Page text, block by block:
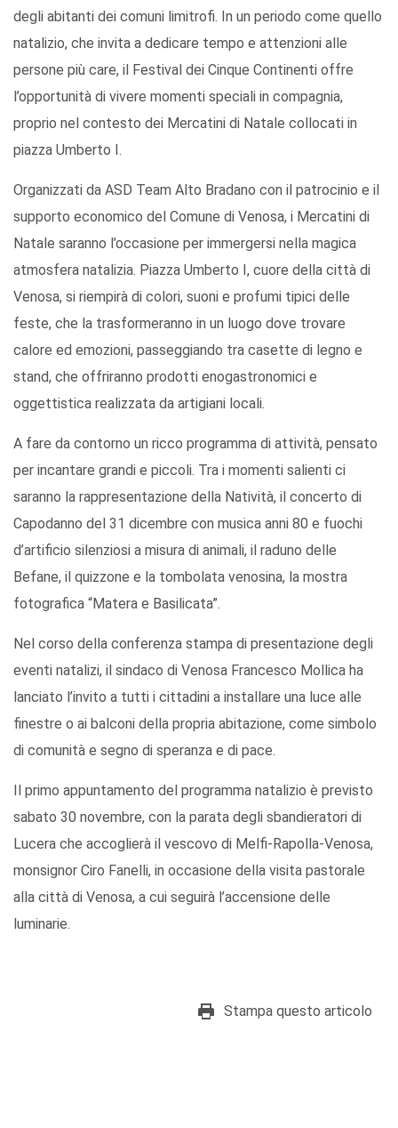
degli abitanti dei comuni limitrofi. In un periodo come quello
natalizio, che invita a dedicare tempo e attenzioni alle
persone più care, il Festival dei Cinque Continenti offre
l’opportunità di vivere momenti speciali in compagnia,
proprio nel contesto dei Mercatini di Natale collocati in
piazza Umberto I.
Organizzati da ASD Team Alto Bradano con il patrocinio e il
supporto economico del Comune di Venosa, i Mercatini di
Natale saranno l’occasione per immergersi nella magica
atmosfera natalizia. Piazza Umberto I, cuore della città di
Venosa, si riempirà di colori, suoni e profumi tipici delle
feste, che la trasformeranno in un luogo dove trovare
calore ed emozioni, passeggiando tra casette di legno e
stand, che offriranno prodotti enogastronomici e
oggettistica realizzata da artigiani locali.
A fare da contorno un ricco programma di attività, pensato
per incantare grandi e piccoli. Tra i momenti salienti ci
saranno la rappresentazione della Natività, il concerto di
Capodanno del 31 dicembre con musica anni 80 e fuochi
d’artificio silenziosi a misura di animali, il raduno delle
Befane, il quizzone e la tombolata venosina, la mostra
fotografica “Matera e Basilicata”.
Nel corso della conferenza stampa di presentazione degli
eventi natalizi, il sindaco di Venosa Francesco Mollica ha
lanciato l’invito a tutti i cittadini a installare una luce alle
finestre o ai balconi della propria abitazione, come simbolo
di comunità e segno di speranza e di pace.
Il primo appuntamento del programma natalizio è previsto
sabato 30 novembre, con la parata degli sbandieratori di
Lucera che accoglierà il vescovo di Melfi-Rapolla-Venosa,
monsignor Ciro Fanelli, in occasione della visita pastorale
alla città di Venosa, a cui seguirà l’accensione delle
luminarie.
Stampa questo articolo